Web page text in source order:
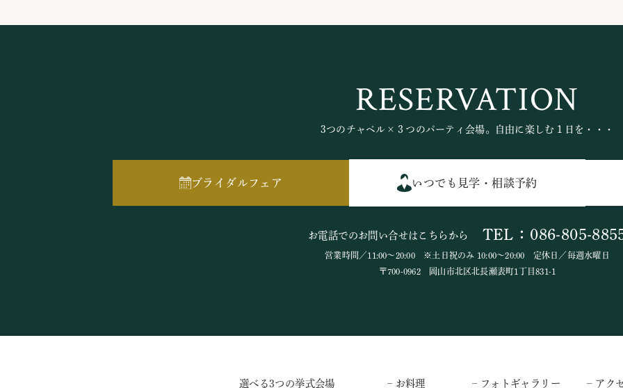
RESERVATION
3つのチャペル×３つのパーティ会場。自由に楽しむ１日を・・・
ブライダルフェア いつでも見学・相談予約
お電話でのお問い合せはこちらから TEL：086-805-
営業時間／11:00～20:00 ※土日祝のみ 10:00～20:00 定休日／毎週水曜日
〒700-0962 岡山市北区北長瀬表町1丁目831-1
選べる3つの挙式会場 – お料理 – フォトギャラリー – アク